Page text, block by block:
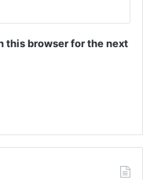
this browser for the next